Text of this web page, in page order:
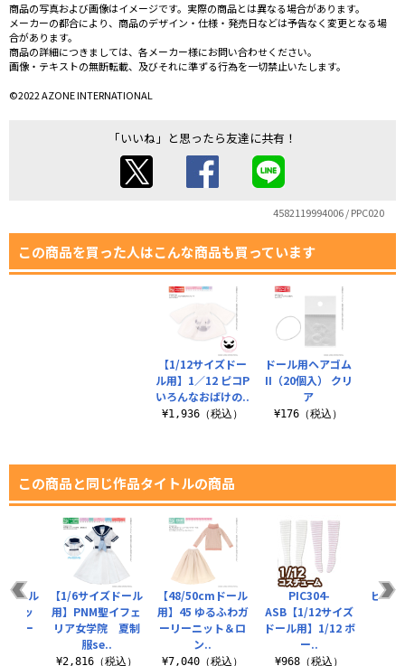
商品の写真および画像はイメージです。実際の商品とは異なる場合があります。
メーカーの都合により、商品のデザイン・仕様・発売日などは予告なく変更となる場
合があります。
商品の詳細につきましては、各メーカー様にお問い合わせください。
画像・テキストの無断転載、及びそれに準ずる行為を一切禁止いたします。
©2022 AZONE INTERNATIONAL
「いいね」と思ったら友達に共有！
4582119994006 / PPC020
この商品を買った人はこんな商品も買っています
【1/12サイズドー
ル用】1／12 ピコP
いろんなおばけの..
¥1,936（税込）
ドール用ヘアゴム
II（20個入） クリ
ア
¥176（税込）
この商品と同じ作品タイトルの商品
【48/50cmドール
用】45 ゆるふわガ
ーリーニット＆ロ
ン..
¥7,040（税込）
PIC304-
ASB【1/12サイズ
ドール用】1/12 ボ
ー..
¥968（税込）
ピコ
ドール
ェッ
リー
【1/6サイズドール
用】PNM聖イフェ
リア女学院 夏制
服se..
¥2,816（税込）